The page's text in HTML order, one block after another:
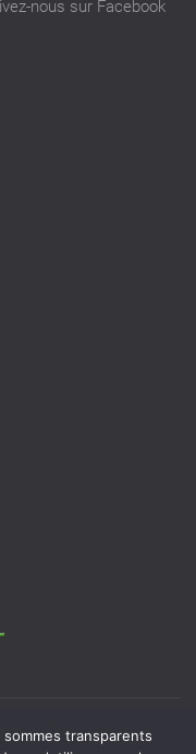
nous sur Facebook
Une agence de
transparents